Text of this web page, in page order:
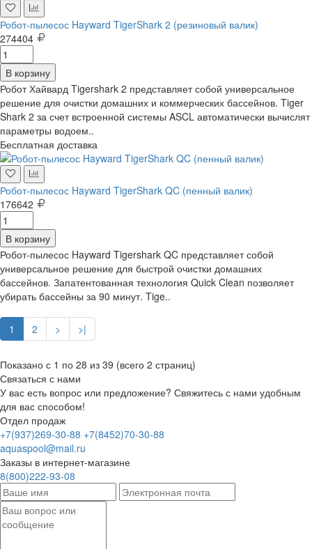
Робот-пылесос Hayward TigerShark 2 (резиновый валик)
274404
В корзину
Робот Хайвард Tigershark 2 представляет собой универсальное
решение для очистки домашних и коммерческих бассейнов. Tiger
Shark 2 за счет встроенной системы ASCL автоматически вычислят
параметры водоем..
Бесплатная доставка
Робот-пылесос Hayward TigerShark QC (пенный валик)
176642
В корзину
Робот-пылесос Hayward Tigershark QC представляет собой
универсальное решение для быстрой очистки домашних
бассейнов. Запатентованная технология Quick Clean позволяет
убирать бассейны за 90 минут. Tige..
1 2 > >|
Показано с 1 по 28 из 39 (всего 2 страниц)
Связаться с нами
У вас есть вопрос или предложение? Свяжитесь с нами удобным
для вас способом!
Отдел продаж
+7(937)269-30-88 +7(8452)70-30-88
aquaspool@mail.ru
Заказы в интернет-магазине
8(800)222-93-08